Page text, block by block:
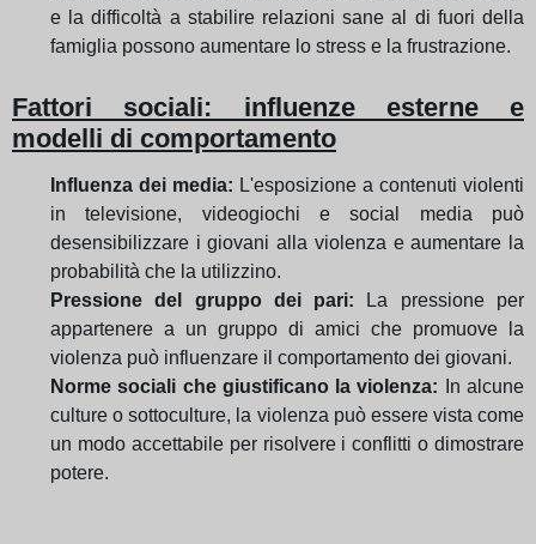
e la difficoltà a stabilire relazioni sane al di fuori della
famiglia possono aumentare lo stress e la frustrazione.
Fattori sociali: influenze esterne e
modelli di comportamento
Influenza dei media: L'esposizione a contenuti violenti
in televisione, videogiochi e social media può
desensibilizzare i giovani alla violenza e aumentare la
probabilità che la utilizzino.
Pressione del gruppo dei pari: La pressione per
appartenere a un gruppo di amici che promuove la
violenza può influenzare il comportamento dei giovani.
Norme sociali che giustificano la violenza: In alcune
culture o sottoculture, la violenza può essere vista come
un modo accettabile per risolvere i conflitti o dimostrare
potere.